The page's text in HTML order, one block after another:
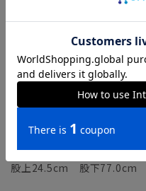
【(175cm-8DROP)YA6】
《ジャケット》着丈
92.0cm 肩幅44.2cm 袖
《パンツ》ウエスト表示
股上24.0cm 股下
【(180cm-8DROP)YA7】
《ジャケット》着丈
94.0cm 肩幅44.9cm 袖丈
《パンツ》ウエスト表示
股上24.5cm 股下77.0cm